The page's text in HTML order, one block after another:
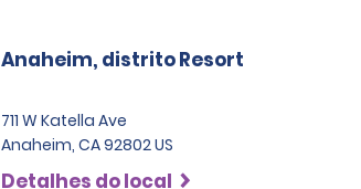
Anaheim, distrito Resort
711 W Katella Ave
Anaheim, CA 92802 US
Detalhes do local